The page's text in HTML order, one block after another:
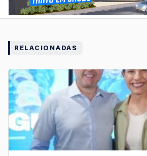
RELACIONADAS